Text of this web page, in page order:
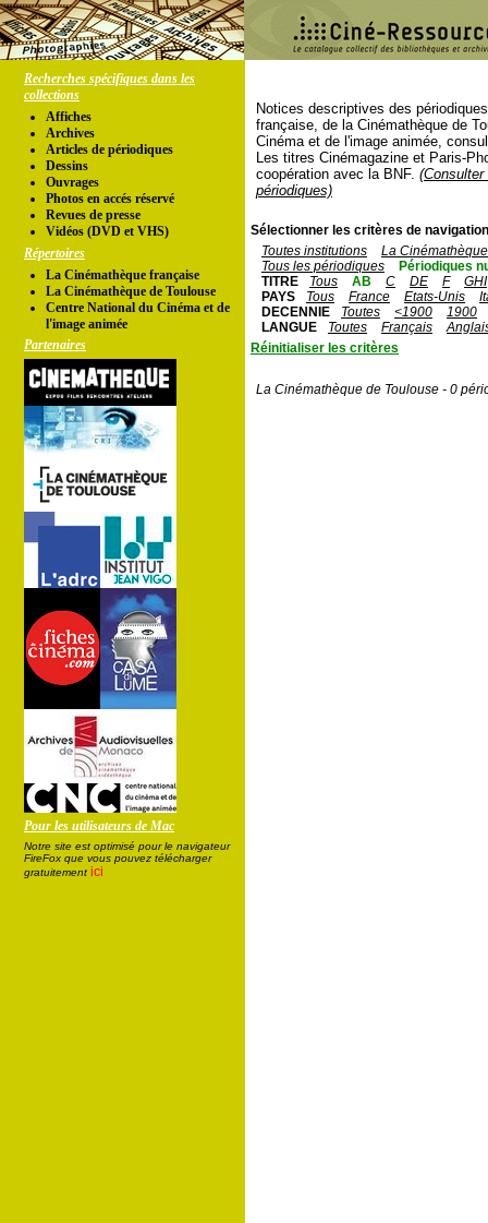
Recherches spécifiques dans les
collections
Affiches
Archives
Articles de périodiques
Dessins
Ouvrages
Photos en accés réservé
Revues de presse
Vidéos (DVD et VHS)
Répertoires
La Cinémathèque française
La Cinémathèque de Toulouse
Centre National du Cinéma et de
l'image animée
Partenaires
Pour les utilisateurs de Mac
Notre site est optimisé pour le navigateur
FireFox que vous pouvez télécharger
gratuitement ici
Notices descriptives des
française, de la Cinémathèque de
Cinéma et de l'image animée,
Les titres Cinémagazine et Paris-
coopération avec la BNF.
périodiques)
Sélectionner les critères de
Toutes institutions
La
Tous les périodiques
Périodiques
TITRE
Tous AB C DE F
GHI
PAYS
Tous France Etats-Unis
DECENNIE
Toutes <1900
1900
LANGUE
Toutes Français
Réinitialiser les critères
La Cinémathèque de Toulouse - 0